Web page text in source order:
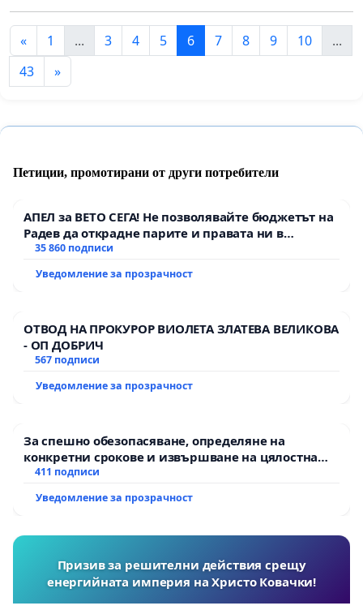
« 1 ... 3 4 5 6 7 8 9 10
...
43
»
Петиции, промотирани от други потребители
АПЕЛ за ВЕТО СЕГА! Не позволявайте бюджетът на
Радев да открадне парите и правата ни в
тъмното
35 860 подписи
Уведомление за прозрачност
ОТВОД НА ПРОКУРОР ВИОЛЕТА ЗЛАТЕВА ВЕЛИКОВА
- ОП ДОБРИЧ
567 подписи
Уведомление за прозрачност
За спешно обезопасяване, определяне на
конкретни срокове и извършване на цялостна
рехабилитация на републиканския път между
Мирово - к.к. Момин проход
411 подписи
Уведомление за прозрачност
Призив за решителни действия срещу
енергийната империя на Христо Ковачки!